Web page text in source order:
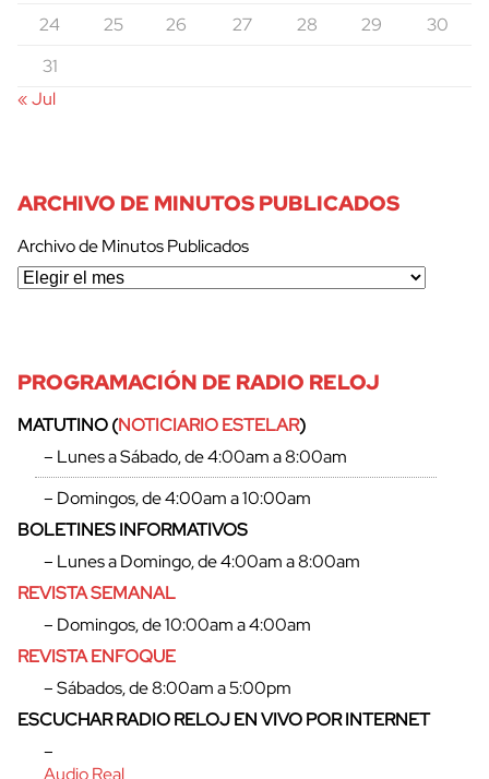
24
25 26 27 28 29
30
31
« Jul
ARCHIVO DE MINUTOS PUBLICADOS
Archivo de Minutos Publicados
PROGRAMACIÓN DE RADIO RELOJ
MATUTINO (NOTICIARIO ESTELAR)
– Lunes a Sábado, de 4:00am a 8:00am
– Domingos, de 4:00am a 10:00am
BOLETINES INFORMATIVOS
– Lunes a Domingo, de 4:00am a 8:00am
REVISTA SEMANAL
– Domingos, de 10:00am a 4:00am
REVISTA ENFOQUE
– Sábados, de 8:00am a 5:00pm
ESCUCHAR RADIO RELOJ EN VIVO POR INTERNET
–
Audio Real